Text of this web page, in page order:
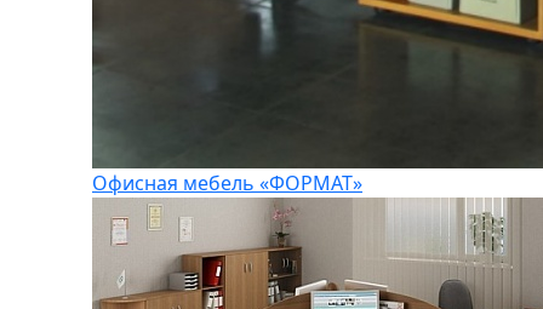
Офисная мебель «ФОРМАТ»